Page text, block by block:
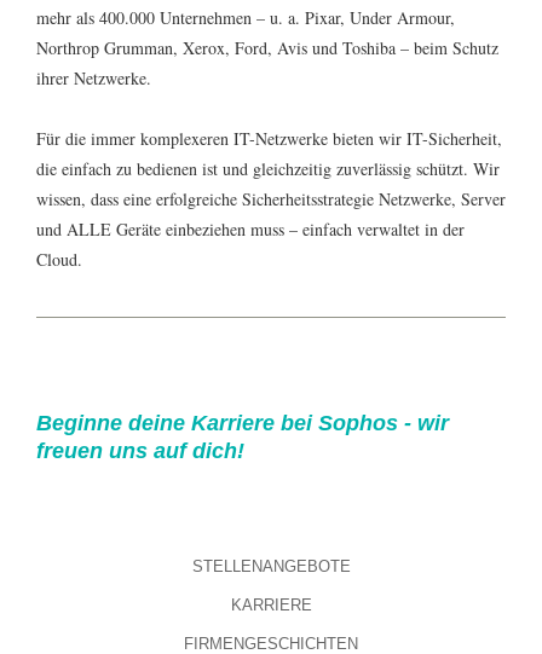
mehr als 400.000 Unternehmen – u. a. Pixar, Under Armour,
Northrop Grumman, Xerox, Ford, Avis und Toshiba – beim Schutz
ihrer Netzwerke.
Für die immer komplexeren IT-Netzwerke bieten wir IT-Sicherheit,
die einfach zu bedienen ist und gleichzeitig zuverlässig schützt. Wir
wissen, dass eine erfolgreiche Sicherheitsstrategie Netzwerke, Server
und ALLE Geräte einbeziehen muss – einfach verwaltet in der
Cloud.
Beginne deine Karriere bei Sophos - wir
freuen uns auf dich!
STELLENANGEBOTE
KARRIERE
FIRMENGESCHICHTEN